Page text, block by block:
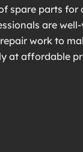
spare parts for
are well-
work to
at affordable